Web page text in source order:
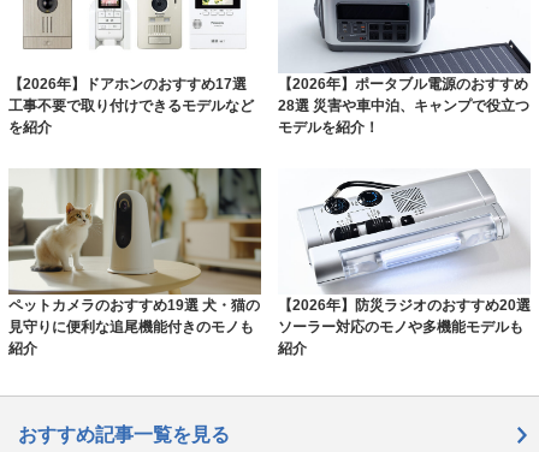
【2026年】ドアホンのおすすめ17選
工事不要で取り付けできるモデルなど
を紹介
【2026年】ポータブル電源のおすすめ
28選 災害や車中泊、キャンプで役立つ
モデルを紹介！
ペットカメラのおすすめ19選 犬・猫の
見守りに便利な追尾機能付きのモノも
紹介
【2026年】防災ラジオのおすすめ20選
ソーラー対応のモノや多機能モデルも
紹介
おすすめ記事一覧を見る